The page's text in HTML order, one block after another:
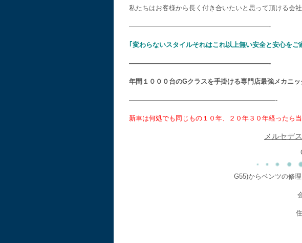
私たちはお客様から長く付き合いたいと思って頂ける会社
—————————————————————-
｢変わらないスタイルそれはこれ以上無い安全と安心をご
—————————————————————-
年間１０００台のGクラスを手掛ける専門店最強メカニ
——————————————————————-
新車は何処でも同じもの１０年、２０年３０年経ったら当
メルセデ
G55)からベンツの修